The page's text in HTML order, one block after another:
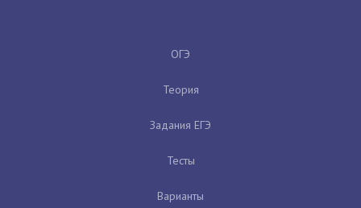
ОГЭ
Теория
Задания ЕГЭ
Тесты
Варианты